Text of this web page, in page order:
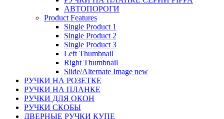
АВТОПОРОГИ
Product Features
Single Product 1
Single Product 2
Single Product 3
Left Thumbnail
Right Thumbnail
Slide/Alternate Image new
РУЧКИ НА РОЗЕТКЕ
РУЧКИ НА ПЛАНКЕ
РУЧКИ ДЛЯ ОКОН
РУЧКИ СКОБЫ
ДВЕРНЫЕ РУЧКИ КУПЕ